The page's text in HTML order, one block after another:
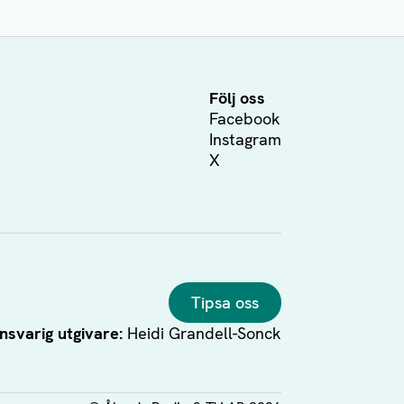
Följ oss
Facebook
Instagram
X
Tipsa oss
utgivare: Heidi Grandell-Sonck